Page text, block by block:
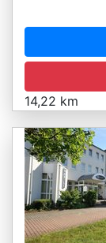
14,22 km